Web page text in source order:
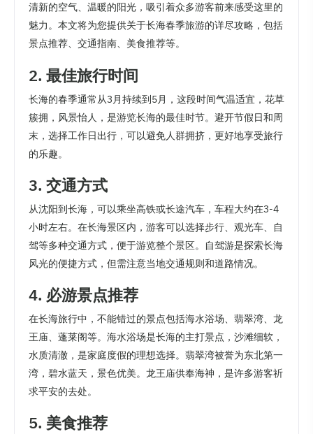
清新的空气、温暖的阳光，吸引着众多游客前来感受这里的
魅力。本文将为您提供关于长海春季旅游的详尽攻略，包括
景点推荐、交通指南、美食推荐等。
2. 最佳旅行时间
长海的春季通常从3月持续到5月，这段时间气温适宜，花草
簇拥，风景怡人，是游览长海的最佳时节。避开节假日和周
末，选择工作日出行，可以避免人群拥挤，更好地享受旅行
的乐趣。
3. 交通方式
从沈阳到长海，可以乘坐高铁或长途汽车，车程大约在3-4
小时左右。在长海景区内，游客可以选择步行、观光车、自
驾等多种交通方式，便于游览整个景区。自驾游是探索长海
风光的便捷方式，但需注意当地交通规则和道路情况。
4. 必游景点推荐
在长海旅行中，不能错过的景点包括海水浴场、翡翠湾、龙
王庙、蓬莱阁等。海水浴场是长海的主打景点，沙滩细软，
水质清澈，是家庭度假的理想选择。翡翠湾被誉为东北第一
湾，碧水蓝天，景色优美。龙王庙供奉海神，是许多游客祈
求平安的去处。
5. 美食推荐